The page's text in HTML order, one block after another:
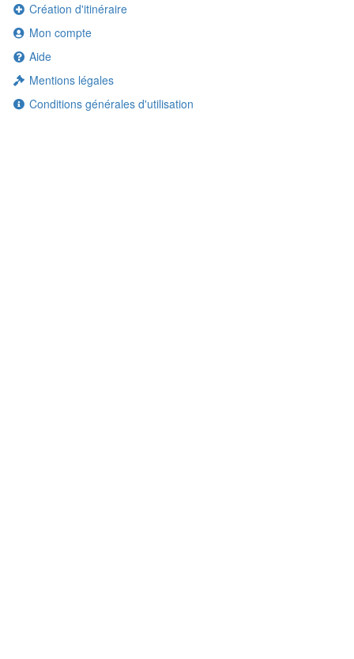
Création d'itinéraire
Mon compte
Aide
Mentions légales
Conditions générales d'utilisation